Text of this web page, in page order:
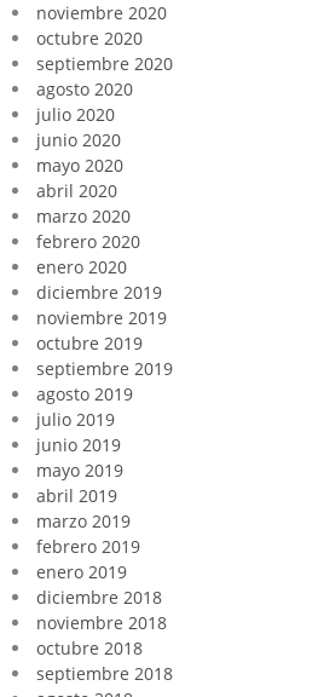
noviembre 2020
octubre 2020
septiembre 2020
agosto 2020
julio 2020
junio 2020
mayo 2020
abril 2020
marzo 2020
febrero 2020
enero 2020
diciembre 2019
noviembre 2019
octubre 2019
septiembre 2019
agosto 2019
julio 2019
junio 2019
mayo 2019
abril 2019
marzo 2019
febrero 2019
enero 2019
diciembre 2018
noviembre 2018
octubre 2018
septiembre 2018